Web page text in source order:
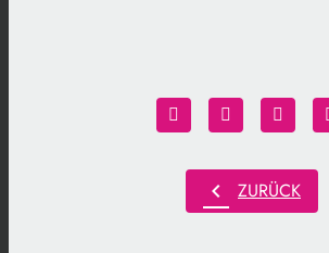
chevron_left ZURÜCK